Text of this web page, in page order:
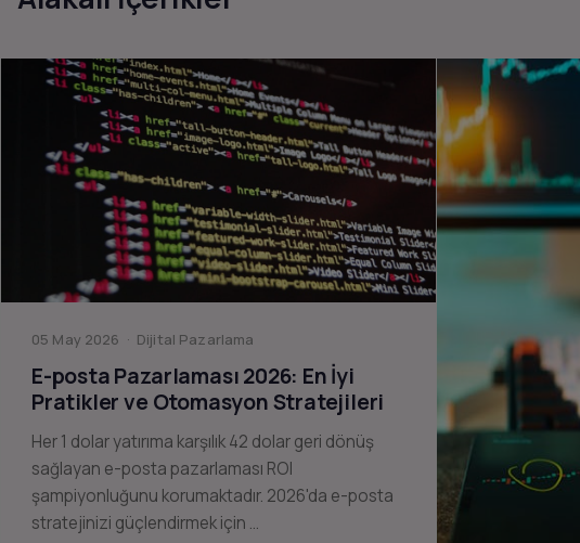
05 May 2026 · Dijital Pazarlama
E-posta Pazarlaması 2026: En İyi
Pratikler ve Otomasyon Stratejileri
Her 1 dolar yatırıma karşılık 42 dolar geri dönüş
sağlayan e-posta pazarlaması ROI
şampiyonluğunu korumaktadır. 2026'da e-posta
stratejinizi güçlendirmek için …